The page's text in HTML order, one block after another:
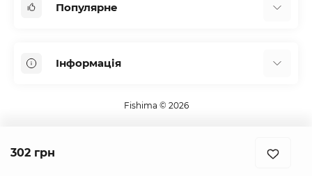
302 грн
Популярне
ВудилищаІнформація
Повернення та обмін
Fishima © 2026